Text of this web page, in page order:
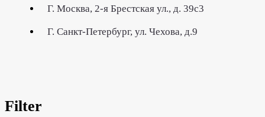
Г. Москва, 2-я Брестская ул., д. 39c3
Г. Cанкт-Петербург, ул. Чехова, д.9
Filter